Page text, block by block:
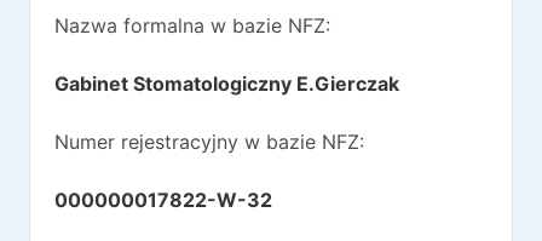
Nazwa formalna w bazie NFZ:
Gabinet Stomatologiczny E.Gierczak
Numer rejestracyjny w bazie NFZ:
000000017822-W-32